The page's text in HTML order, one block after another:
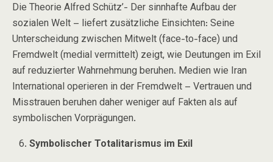
Die Theorie Alfred Schütz’- Der sinnhafte Aufbau der
sozialen Welt – liefert zusätzliche Einsichten: Seine
Unterscheidung zwischen Mitwelt(face-to-face) und
Fremdwelt(medial vermittelt) zeigt, wie Deutungen im Exil
auf reduzierter Wahrnehmung beruhen. Medien wie Iran
Internationaloperieren in der Fremdwelt – Vertrauen und
Misstrauen beruhen daher weniger auf Fakten als auf
symbolischen Vorprägungen.
Symbolischer Totalitarismus im Exil